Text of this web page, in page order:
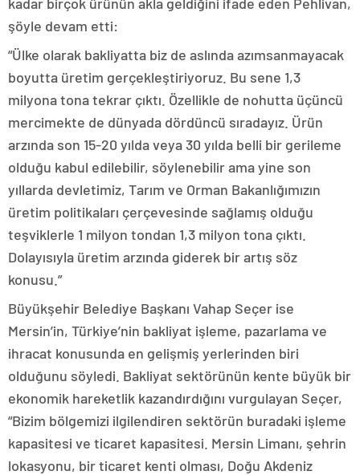
şöyle devam etti:
“Ülke olarak bakliyatta biz de aslında azımsanmayacak
boyutta üretim gerçekleştiriyoruz. Bu sene 1,3
milyona tona tekrar çıktı. Özellikle de nohutta üçüncü
mercimekte de dünyada dördüncü sıradayız. Ürün
arzında son 15-20 yılda veya 30 yılda belli bir gerileme
olduğu kabul edilebilir, söylenebilir ama yine son
yıllarda devletimiz, Tarım ve Orman Bakanlığımızın
üretim politikaları çerçevesinde sağlamış olduğu
teşviklerle 1 milyon tondan 1,3 milyon tona çıktı.
Dolayısıyla üretim arzında giderek bir artış söz
konusu.”
Büyükşehir Belediye Başkanı Vahap Seçer ise
Mersin’in, Türkiye’nin bakliyat işleme, pazarlama ve
ihracat konusunda en gelişmiş yerlerinden biri
olduğunu söyledi. Bakliyat sektörünün kente büyük bir
ekonomik hareketlik kazandırdığını vurgulayan Seçer,
“Bizim bölgemizi ilgilendiren sektörün buradaki işleme
kapasitesi ve ticaret kapasitesi. Mersin Limanı, şehrin
lokasyonu, bir ticaret kenti olması, Doğu Akdeniz